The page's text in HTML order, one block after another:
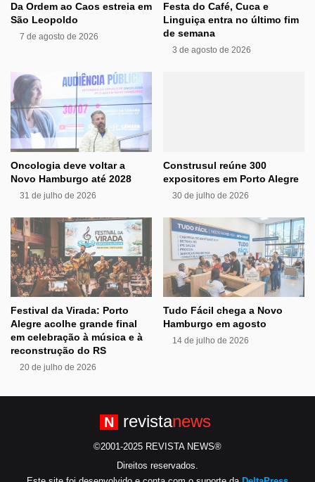
Da Ordem ao Caos estreia em
São Leopoldo
7 de agosto de 2026
Festa do Café, Cuca e
Linguiça entra no último fim
de semana
3 de agosto de 2026
Oncologia deve voltar a
Novo Hamburgo até 2028
31 de julho de 2026
Construsul reúne 300
expositores em Porto Alegre
30 de julho de 2026
Festival da Virada: Porto
Alegre acolhe grande final
em celebração à música e à
reconstrução do RS
20 de julho de 2026
Tudo Fácil chega a Novo
Hamburgo em agosto
14 de julho de 2026
N revistanews
©2001-2025 REVISTA NEWS®
Direitos reservados.